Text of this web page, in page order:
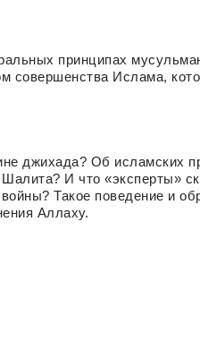
принципах
совершенства Ислама,
джихада? Об исламских
И что «эксперты»
Такое поведение и
Аллаху.